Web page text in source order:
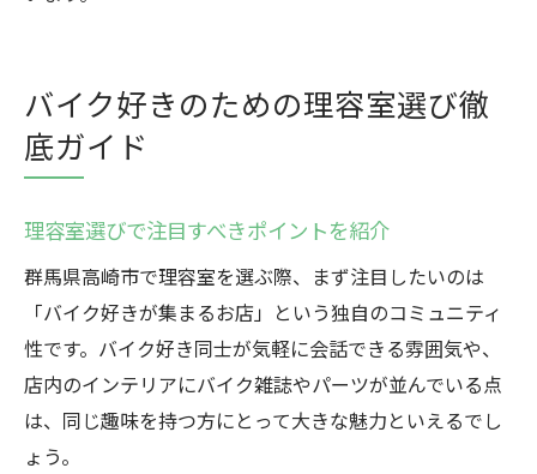
バイク好きのための理容室選び徹
底ガイド
理容室選びで注目すべきポイントを紹介
群馬県高崎市で理容室を選ぶ際、まず注目したいのは
「バイク好きが集まるお店」という独自のコミュニティ
性です。バイク好き同士が気軽に会話できる雰囲気や、
店内のインテリアにバイク雑誌やパーツが並んでいる点
は、同じ趣味を持つ方にとって大きな魅力といえるでし
ょう。